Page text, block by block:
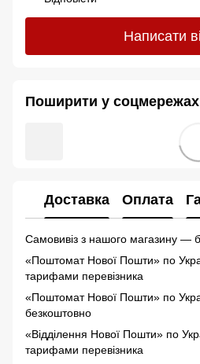
Написати
Поширити у соцмережах
Доставка Оплата
Самовивіз з нашого магазину —
«Поштомат Нової Пошти» по
тарифами перевізника
«Поштомат Нової Пошти» по
безкоштовно
«Відділення Нової Пошти» по
тарифами перевізника